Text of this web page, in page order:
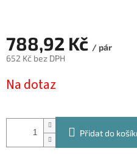
788,92 Kč / pár
652 Kč bez DPH
cena:
Na dotaz
Přidat do